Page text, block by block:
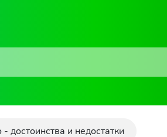
достоинства и недостатки